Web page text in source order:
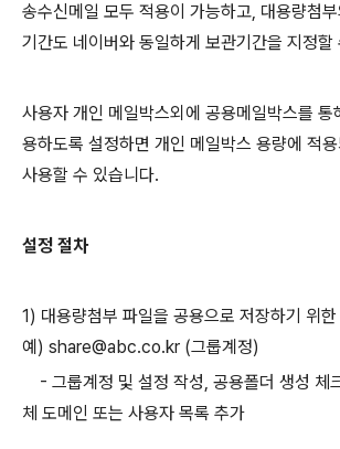
송수신메일 모두 적용이 가능하고, 대용량첨
기간도 네이버와 동일하게 보관기간을 지정할
사용자 개인 메일박스외에 공용메일박스를 통
용하도록 설정하면 개인 메일박스 용량에 적
사용할 수 있습니다.
설정 절차
1) 대용량첨부 파일을 공용으로 저장하기 위
예) share@abc.co.kr (그룹계정)
- 그룹계정 및 설정 작성, 공용폴더 생성 체
체 도메인 또는 사용자 목록 추가